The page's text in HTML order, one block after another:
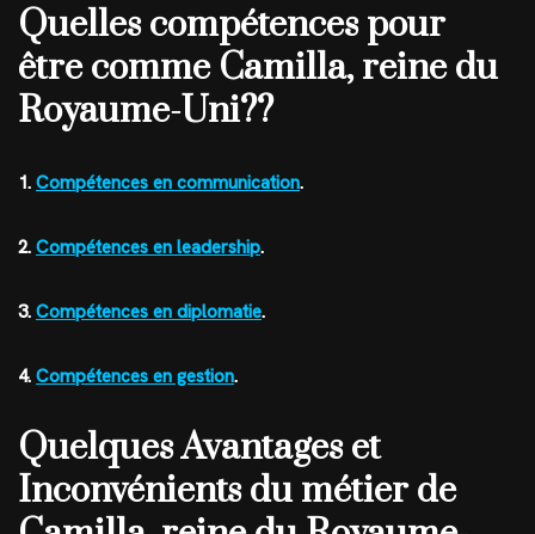
Quelles compétences pour
être comme Camilla, reine du
Royaume-Uni??
1. Compétences en communication.
2. Compétences en leadership.
3. Compétences en diplomatie.
4. Compétences en gestion.
Quelques Avantages et
Inconvénients du métier de